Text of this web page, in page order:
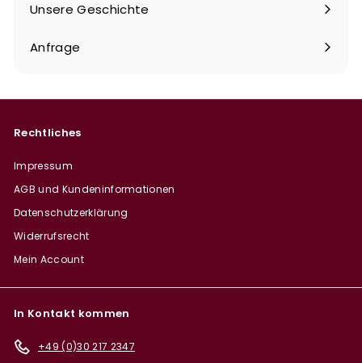
Unsere Geschichte
Anfrage
Rechtliches
Impressum
AGB und Kundeninformationen
Datenschutzerklärung
Widerrufsrecht
Mein Account
In Kontakt kommen
+49 (0)30 217 2347